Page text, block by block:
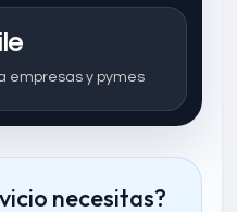
empresas y pymes
necesitas?